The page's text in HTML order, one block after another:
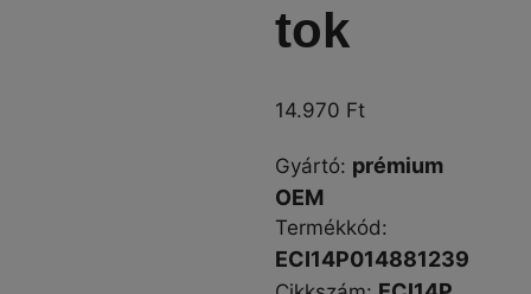
tok
14.970 Ft
Gyártó: prémium
OEM
Termékkód:
ECI14P014881239